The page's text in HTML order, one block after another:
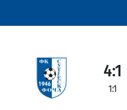
4:1
1:1